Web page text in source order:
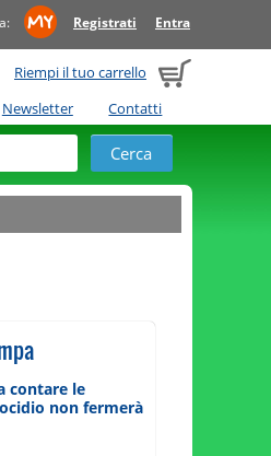
Registrati Entra
Riempi il tuo carrello
Newsletter Contatti
contare le
non fermerà